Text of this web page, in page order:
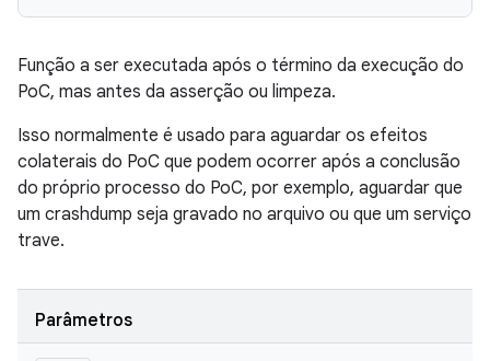
Função a ser executada após o término da execução do
PoC, mas antes da asserção ou limpeza.
Isso normalmente é usado para aguardar os efeitos
colaterais do PoC que podem ocorrer após a conclusão
do próprio processo do PoC, por exemplo, aguardar que
um crashdump seja gravado no arquivo ou que um serviço
trave.
Parâmetros